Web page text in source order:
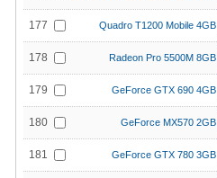
177 Quadro T1200 Mobile 4GB
178 Radeon Pro 5500M 8GB
179 GeForce GTX 690 4GB
180 GeForce MX570 2GB
181 GeForce GTX 780 3GB